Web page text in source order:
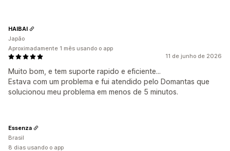
11 de junho de 2026
Muito bom, e tem suporte rapido e eficiente...
Estava com um problema e fui atendido pelo Domantas que
solucionou meu problema em menos de 5 minutos.
HAIBAI
Japão
Aproximadamente 1 mês usando o app
Essenza
Brasil
8 dias usando o app